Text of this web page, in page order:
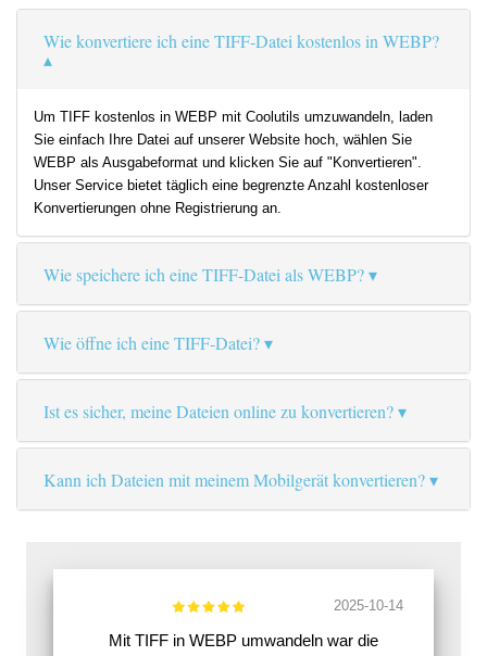
Wie konvertiere ich eine TIFF-Datei kostenlos in WEBP?
Um TIFF kostenlos in WEBP mit Coolutils umzuwandeln, laden
Sie einfach Ihre Datei auf unserer Website hoch, wählen Sie
WEBP als Ausgabeformat und klicken Sie auf "Konvertieren".
Unser Service bietet täglich eine begrenzte Anzahl kostenloser
Konvertierungen ohne Registrierung an.
Wie speichere ich eine TIFF-Datei als WEBP?
Wie öffne ich eine TIFF-Datei?
Ist es sicher, meine Dateien online zu konvertieren?
Kann ich Dateien mit meinem Mobilgerät konvertieren?
2025-10-14
Mit TIFF in WEBP umwandeln war die